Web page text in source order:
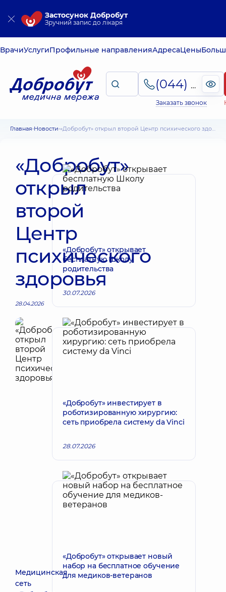
Застосунок Добробут
Зручний запис до лікаря
ВрачиУслугиПрофильные направленияАдресаЦены
(044) 495-2-888
Заказать звонок
Главная Новости «Добробут» открыл второй Центр психического здоровья
«Добробут»
открыл
второй
Центр
психического
здоровья
28.04.2026
Медицинская
сеть
«Добробут» открывает
бесплатную Школу
родительства
30.07.2026
«Добробут» инвестирует в
роботизированную хирургию:
сеть приобрела систему da Vinci
28.07.2026
«Добробут» открывает новый
набор на бесплатное обучение
для медиков-ветеранов